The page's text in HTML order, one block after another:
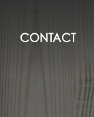
CONTACT